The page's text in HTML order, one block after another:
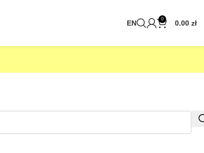
EN 0 0.00 zł